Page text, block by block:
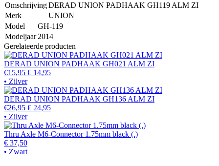
OmschrijvingDERAD UNION PADHAAK GH119 ALM ZI
Merk
UNION
Model
GH-119
Modeljaar 2014
Gerelateerde producten
DERAD UNION PADHAAK GH021 ALM ZI
€15,95 € 14,95
• Zilver
DERAD UNION PADHAAK GH136 ALM ZI
€26,95 € 24,95
• Zilver
Thru Axle M6-Connector 1.75mm black (.)
€ 37,50
• Zwart